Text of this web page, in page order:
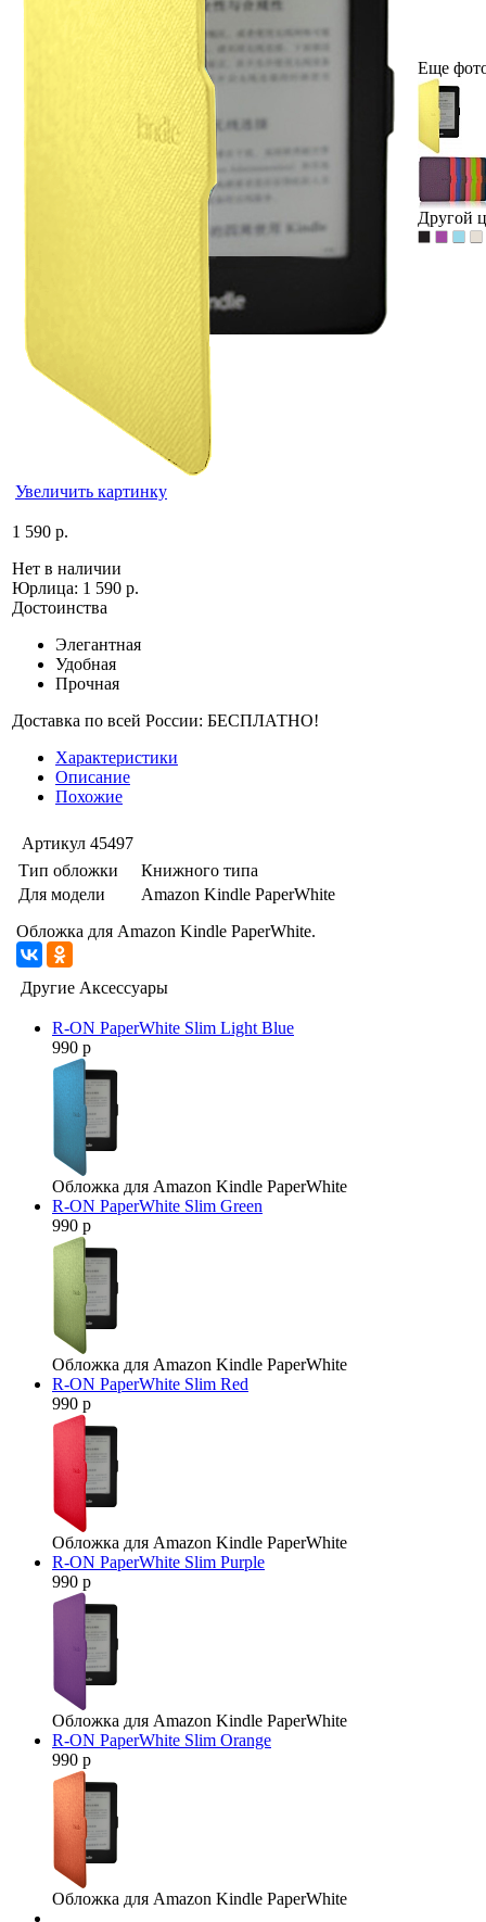
Увеличить картинку
Еще
Другой
1 590 р.
Нет в наличии
Юрлица: 1 590 р.
Достоинства
Элегантная
Удобная
Прочная
Доставка по всей России: БЕСПЛАТНО!
Характеристики
Описание
Похожие
Артикул 45497
Тип обложки
Книжного типа
Для модели
Amazon Kindle PaperWhite
Обложка для Amazon Kindle PaperWhite.
Другие Аксессуары
R-ON PaperWhite Slim Light Blue
990 р
Обложка для Amazon Kindle PaperWhite
R-ON PaperWhite Slim Green
990 р
Обложка для Amazon Kindle PaperWhite
R-ON PaperWhite Slim Red
990 р
Обложка для Amazon Kindle PaperWhite
R-ON PaperWhite Slim Purple
990 р
Обложка для Amazon Kindle PaperWhite
R-ON PaperWhite Slim Orange
990 р
Обложка для Amazon Kindle PaperWhite